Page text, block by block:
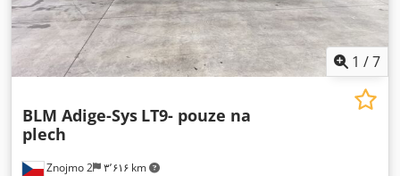
1 /7
Znojmo 2 ۳٬۶۱۶ km
BLM Adige-Sys LT9- pouze na
plech